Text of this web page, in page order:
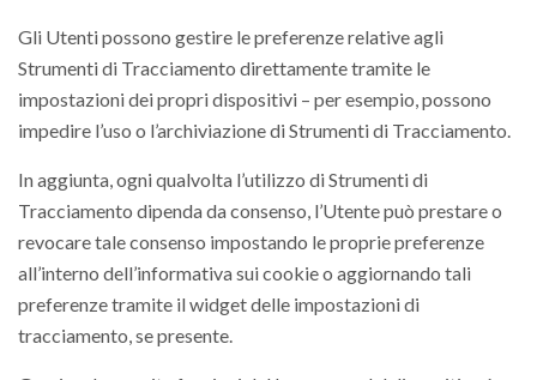
Gli Utenti possono gestire le preferenze relative agli
Strumenti di Tracciamento direttamente tramite le
impostazioni dei propri dispositivi – per esempio, possono
impedire l’uso o l’archiviazione di Strumenti di Tracciamento.
In aggiunta, ogni qualvolta l’utilizzo di Strumenti di
Tracciamento dipenda da consenso, l’Utente può prestare o
revocare tale consenso impostando le proprie preferenze
all’interno dell’informativa sui cookie o aggiornando tali
preferenze tramite il widget delle impostazioni di
tracciamento, se presente.